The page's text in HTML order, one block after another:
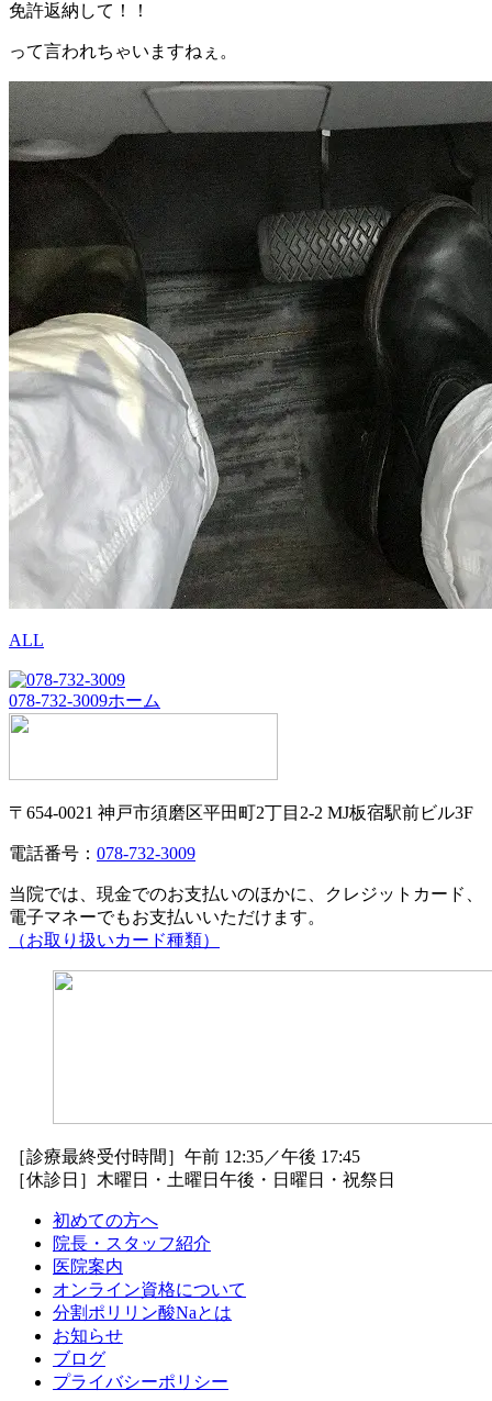
免許返納して！！
って言われちゃいますねぇ。
ALL
078-732-3009ホーム
〒654-0021 神戸市須磨区平田町2丁目2-2 MJ板宿駅前ビル3F
電話番号： 078-732-3009
当院では、現金でのお支払いのほかに、クレジットカード、
電子マネーでもお支払いいただけます。
（お取り扱いカード種類）
［診療最終受付時間］午前 12:35／午後 17:45
［休診日］木曜日・土曜日午後・日曜日・祝祭日
初めての方へ
院長・スタッフ紹介
医院案内
オンライン資格について
分割ポリリン酸Naとは
お知らせ
ブログ
プライバシーポリシー